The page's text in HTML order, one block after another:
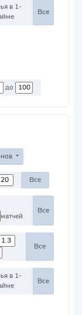
в 1-
Все
до
Все
матчей
Все
Все
в 1-
Все